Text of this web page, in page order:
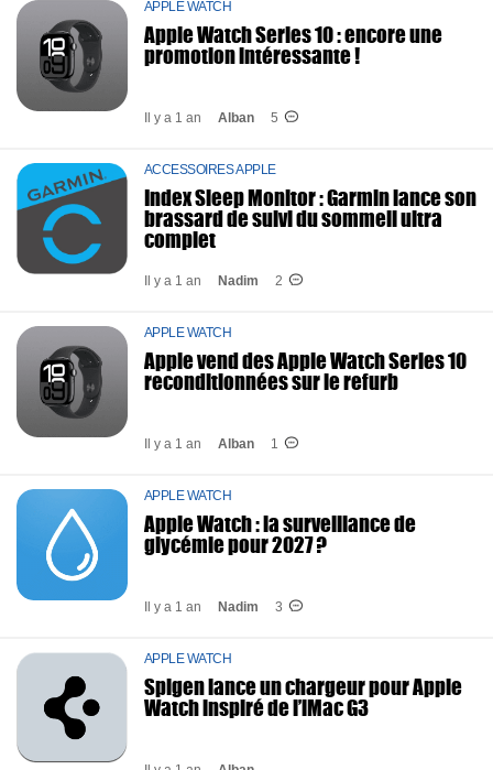
APPLE WATCH
Apple Watch Series 10 : encore une
promotion intéressante !
Il y a 1 an Alban 5
ACCESSOIRES APPLE
Index Sleep Monitor : Garmin lance son
brassard de suivi du sommeil ultra
complet
Il y a 1 an Nadim 2
APPLE WATCH
Apple vend des Apple Watch Series 10
reconditionnées sur le refurb
Il y a 1 an Alban 1
APPLE WATCH
Apple Watch : la surveillance de
glycémie pour 2027 ?
Il y a 1 an Nadim 3
APPLE WATCH
Spigen lance un chargeur pour Apple
Watch inspiré de l’iMac G3